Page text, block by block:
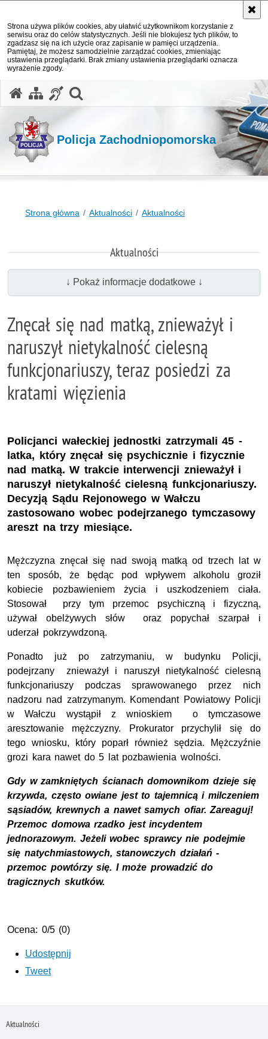
Strona używa plików cookies, aby ułatwić użytkownikom korzystanie z
serwisu oraz do celów statystycznych. Jeśli nie blokujesz tych plików, to
zgadzasz się na ich użycie oraz zapisanie w pamięci urządzenia.
Pamiętaj, że możesz samodzielnie zarządzać cookies, zmieniając
ustawienia przeglądarki. Brak zmiany ustawienia przeglądarki oznacza
wyrażenie zgody.
Policja Zachodniopomorska
Strona główna Aktualności Aktualności
Aktualności
↓ Pokaż informacje dodatkowe ↓
Znęcał się nad matką, znieważył i
naruszył nietykalność cielesną
funkcjonariuszy, teraz posiedzi za
kratami więzienia
Policjanci wałeckiej jednostki zatrzymali 45 -
latka, który znęcał się psychicznie i fizycznie
nad matką. W trakcie interwencji znieważył i
naruszył nietykalność cielesną funkcjonariuszy.
Decyzją Sądu Rejonowego w Wałczu
zastosowano wobec podejrzanego tymczasowy
areszt na trzy miesiące.
Mężczyzna znęcał się nad swoją matką od trzech lat w
ten sposób, że będąc pod wpływem alkoholu groził
kobiecie pozbawieniem życia i uszkodzeniem ciała.
Stosował przy tym przemoc psychiczną i fizyczną,
używał obelżywych słów oraz popychał szarpał i
uderzał pokrzywdzoną.
Ponadto już po zatrzymaniu, w budynku Policji,
podejrzany znieważył i naruszył nietykalność cielesną
funkcjonariuszy podczas sprawowanego przez nich
nadzoru nad zatrzymanym. Komendant Powiatowy Policji
w Wałczu wystąpił z wnioskiem o tymczasowe
aresztowanie mężczyzny. Prokurator przychylił się do
tego wniosku, który poparł również sędzia. Mężczyźnie
grozi kara nawet do 5 lat pozbawienia wolności.
Gdy w zamkniętych ścianach domownikom dzieje się
krzywda, często owiane jest to tajemnicą i milczeniem
sąsiadów, krewnych a nawet samych ofiar. Zareaguj!
Przemoc domowa rzadko jest incydentem
jednorazowym. Jeżeli wobec sprawcy nie podejmie
się natychmiastowych, stanowczych działań -
przemoc powtórzy się. I może prowadzić do
tragicznych skutków.
Ocena: 0/5 (0)
Udostępnij
Tweet
Aktualności